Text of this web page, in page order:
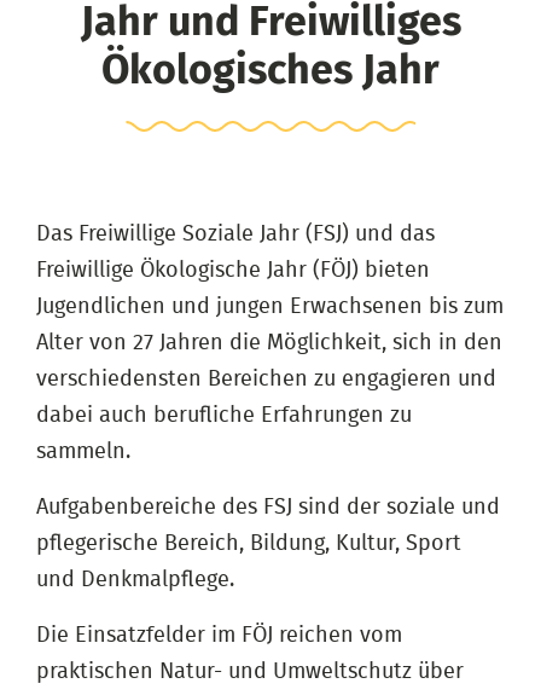
Jahr und Freiwilliges
Ökologisches Jahr
Das Freiwillige Soziale Jahr (FSJ) und das
Freiwillige Ökologische Jahr (FÖJ) bieten
Jugendlichen und jungen Erwachsenen bis zum
Alter von 27 Jahren die Möglichkeit, sich in den
verschiedensten Bereichen zu engagieren und
dabei auch berufliche Erfahrungen zu
sammeln.
Aufgabenbereiche des FSJ sind der soziale und
pflegerische Bereich, Bildung, Kultur, Sport
und Denkmalpflege.
Die Einsatzfelder im FÖJ reichen vom
praktischen Natur- und Umweltschutz über